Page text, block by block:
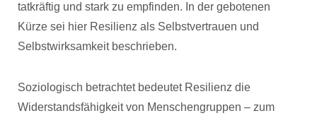
tatkräftig und stark zu empfinden. In der gebotenen
Kürze sei hier Resilienz als Selbstvertrauen und
Selbstwirksamkeit beschrieben.
Soziologisch betrachtet bedeutet Resilienz die
Widerstandsfähigkeit von Menschengruppen – zum